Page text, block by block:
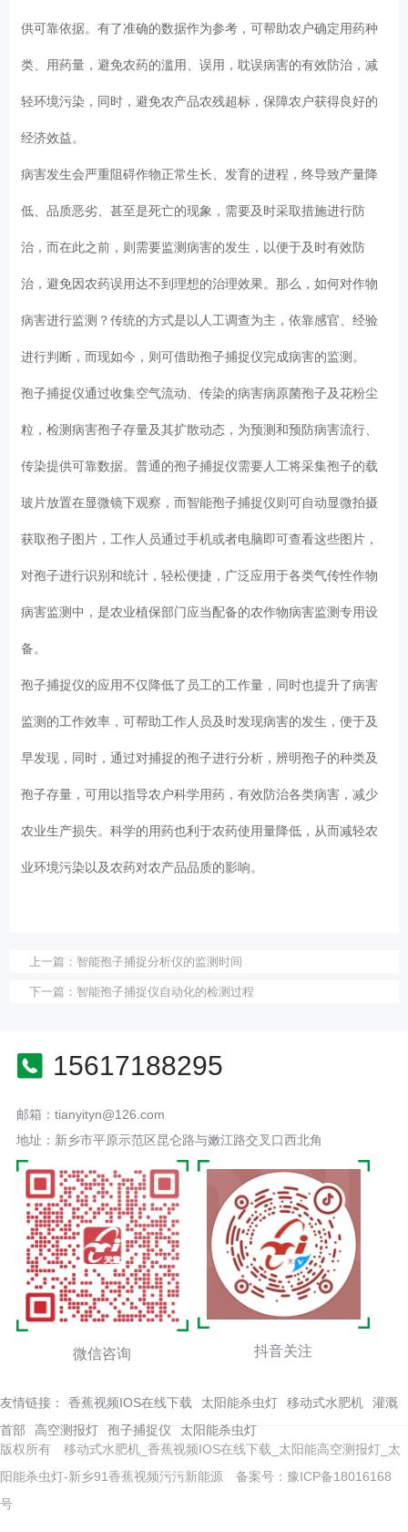
供可靠依据。有了准确的数据作为参考，可帮助农户确定用药种
类、用药量，避免农药的滥用、误用，耽误病害的有效防治，减
轻环境污染，同时，避免农产品农残超标，保障农户获得良好的
经济效益。
病害发生会严重阻碍作物正常生长、发育的进程，终导致产量降
低、品质恶劣、甚至是死亡的现象，需要及时采取措施进行防
治，而在此之前，则需要监测病害的发生，以便于及时有效防
治，避免因农药误用达不到理想的治理效果。那么，如何对作物
病害进行监测？传统的方式是以人工调查为主，依靠感官、经验
进行判断，而现如今，则可借助孢子捕捉仪完成病害的监测。
孢子捕捉仪通过收集空气流动、传染的病害病原菌孢子及花粉尘
粒，检测病害孢子存量及其扩散动态，为预测和预防病害流行、
传染提供可靠数据。普通的孢子捕捉仪需要人工将采集孢子的载
玻片放置在显微镜下观察，而智能孢子捕捉仪则可自动显微拍摄
获取孢子图片，工作人员通过手机或者电脑即可查看这些图片，
对孢子进行识别和统计，轻松便捷，广泛应用于各类气传性作物
病害监测中，是农业植保部门应当配备的农作物病害监测专用设
备。
孢子捕捉仪的应用不仅降低了员工的工作量，同时也提升了病害
监测的工作效率，可帮助工作人员及时发现病害的发生，便于及
早发现，同时，通过对捕捉的孢子进行分析，辨明孢子的种类及
孢子存量，可用以指导农户科学用药，有效防治各类病害，减少
农业生产损失。科学的用药也利于农药使用量降低，从而减轻农
业环境污染以及农药对农产品品质的影响。
上一篇： 智能孢子捕捉分析仪的监测时间
下一篇： 智能孢子捕捉仪自动化的检测过程
15617188295
邮箱：tianyityn@126.com
地址：新乡市平原示范区昆仑路与嫩江路交叉口西北角
微信咨询 抖音关注
友情链接： 香蕉视频IOS在线下载 太阳能杀虫灯 移动式水肥机
灌溉
首部
高空测报灯 孢子捕捉仪
太阳能杀虫灯
版权所有 移动式水肥机_香蕉视频IOS在线下载_太阳能高空测报灯_太
阳能杀虫灯-新乡91香蕉视频污污新能源 备案号：豫ICP备18016168
号